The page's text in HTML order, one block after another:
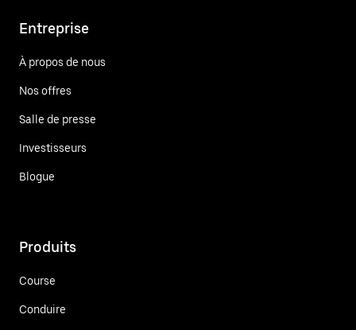
Entreprise
À propos de nous
Nos offres
Salle de presse
Investisseurs
Blogue
Produits
Course
Conduire